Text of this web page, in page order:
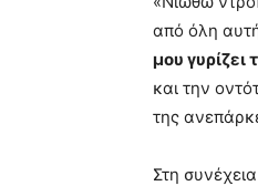
από όλη
μου γυρίζει
και την
της
Στη